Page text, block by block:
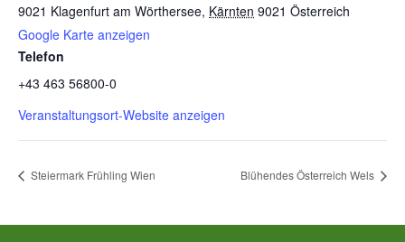
9021 Klagenfurt am Wörthersee, Kärnten 9021 Österreich
Google Karte anzeigen
Telefon
+43 463 56800-0
Veranstaltungsort-Website anzeigen
Steiermark Frühling Wien Blühendes Österreich Wels